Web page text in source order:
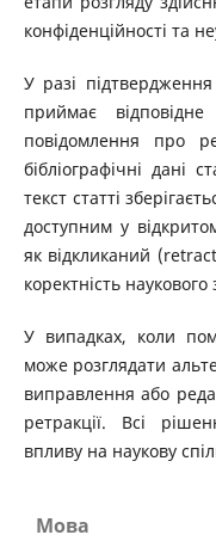
конфіденційності та
У разі
приймає
повідомлення про
бібліографічні дані
текст статті
доступним у
як відкликаний
коректність наукового
У випадках, коли
може розглядати
виправлення або
ретракції. Всі
впливу на наукову
Мова